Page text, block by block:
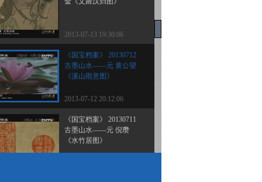
2013-07-13 19:30:06
《国宝档案》 20130712
古墨山水——元 黄公望
《溪山雨意图》
2013-07-12 20:12:06
《国宝档案》 20130711
古墨山水——元 倪瓒
《水竹居图》